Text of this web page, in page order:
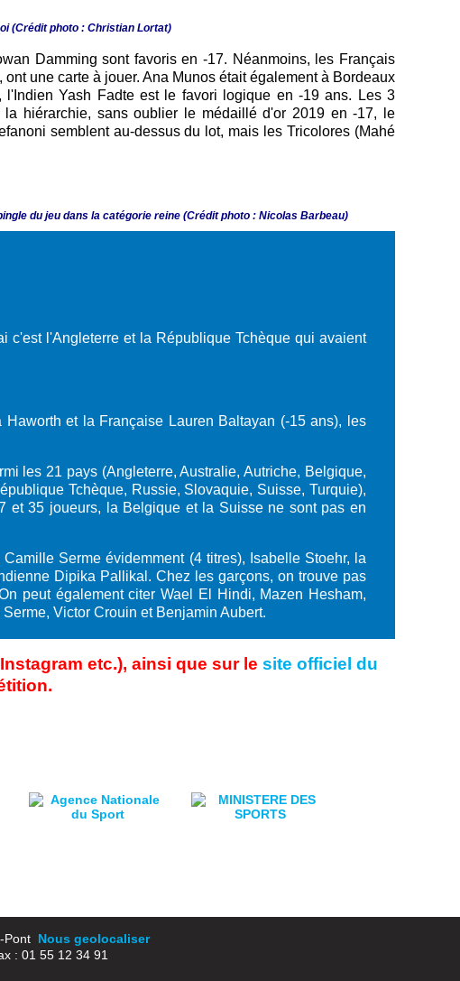
(Crédit photo : Christian Lortat)
Damming sont favoris en -17. Néanmoins, les Français
une carte à jouer. Ana Munos était également à Bordeaux
Yash Fadte est le favori logique en -19 ans. Les 3
la hiérarchie, sans oublier le médaillé d'or 2019 en -17, le
semblent au-dessus du lot, mais les Tricolores (Mahé
du jeu dans la catégorie reine (Crédit photo : Nicolas Barbeau)
l'Angleterre et la République Tchèque qui avaient
et la Française Lauren Baltayan (-15 ans), les
les 21 pays (Angleterre, Australie, Autriche, Belgique,
Tchèque, Russie, Slovaquie, Suisse, Turquie),
et 35 joueurs, la Belgique et la Suisse ne sont pas en
Serme évidemment (4 titres), Isabelle Stoehr, la
Dipika Pallikal. Chez les garçons, on trouve pas
peut également citer Wael El Hindi, Mazen Hesham,
Victor Crouin et Benjamin Aubert.
etc.), ainsi que sur le site officiel du
Pont Nous geolocaliser
55 12 34 91